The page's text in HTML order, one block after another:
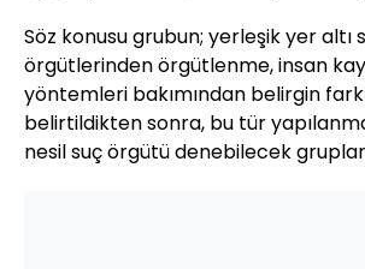
Söz konusu grubun; yerleşik yer altı
örgütlerinden örgütlenme, insan
yöntemleri bakımından belirgin
belirtildikten sonra, bu tür
nesil suç örgütü denebilecek